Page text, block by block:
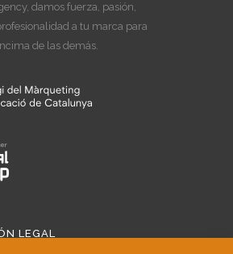
damos fuerza, pasión,
a tu marca para
de las demás.
LEGAL